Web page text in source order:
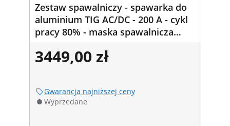
Zestaw spawalniczy - spawarka do
aluminium TIG AC/DC - 200 A - cykl
pracy 80% - maska spawalnicza
spawalniczy - 30/45/60/75/90/105° -
3449,00 zł
Gwarancja najniższej ceny
Wyprzedane